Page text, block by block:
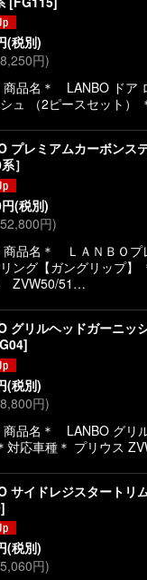
(税別)
8,250円)
名＊ LANBO ドア
ュ （2ピースセット）
プレミアムカーボンス
］
円(税別)
52,800円)
名＊ ＬＡＮＢＯプ
ング【ガングリップ】
ZVW50/51…
グリルヘッドガーニッ
]
(税別)
8,800円)
名＊ LANBO グリル
対応車種＊ プリウス
サイドレジスタートリ
]
(税別)
5,060円)